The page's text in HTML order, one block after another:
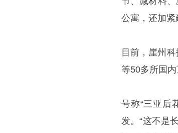
公寓，还加
目前，崖州
等50多所国内
号称“三亚后
发。“这不是